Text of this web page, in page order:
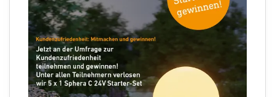
Folgen Sie uns